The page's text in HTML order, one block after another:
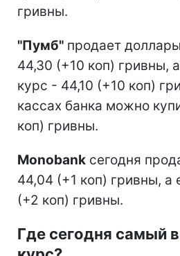
гривны.
"Пумб" продает
44,30 (+10 коп) гривны,
курс - 44,10 (+10 коп)
кассах банка можно
коп) гривны.
Monobank сегодня
44,04 (+1 коп) гривны, а
(+2 коп) гривны.
Где сегодня самый